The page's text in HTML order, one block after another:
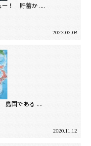
ー！ 貯蓄か ....
2023.03.08
島国である ....
2020.11.12